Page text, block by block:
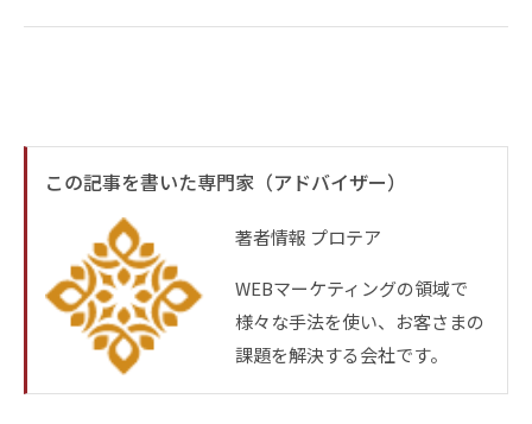
(1)当社は、次に掲げる場合を除いて、あらかじめお
客様の同意を得ることなく、第三者に個人情報を提供
することはありません。
ただし、個人情報保護法その他の法令で認められる場
合を除きます。
1.人の生命、身体または財産の保護のために必要があ
る場合であって、本人の同意を得ることが困難である
この記事を書いた専門家（アドバイザー）
著者情報 プロテア
WEBマーケティングの領域で
様々な手法を使い、お客さまの
課題を解決する会社です。